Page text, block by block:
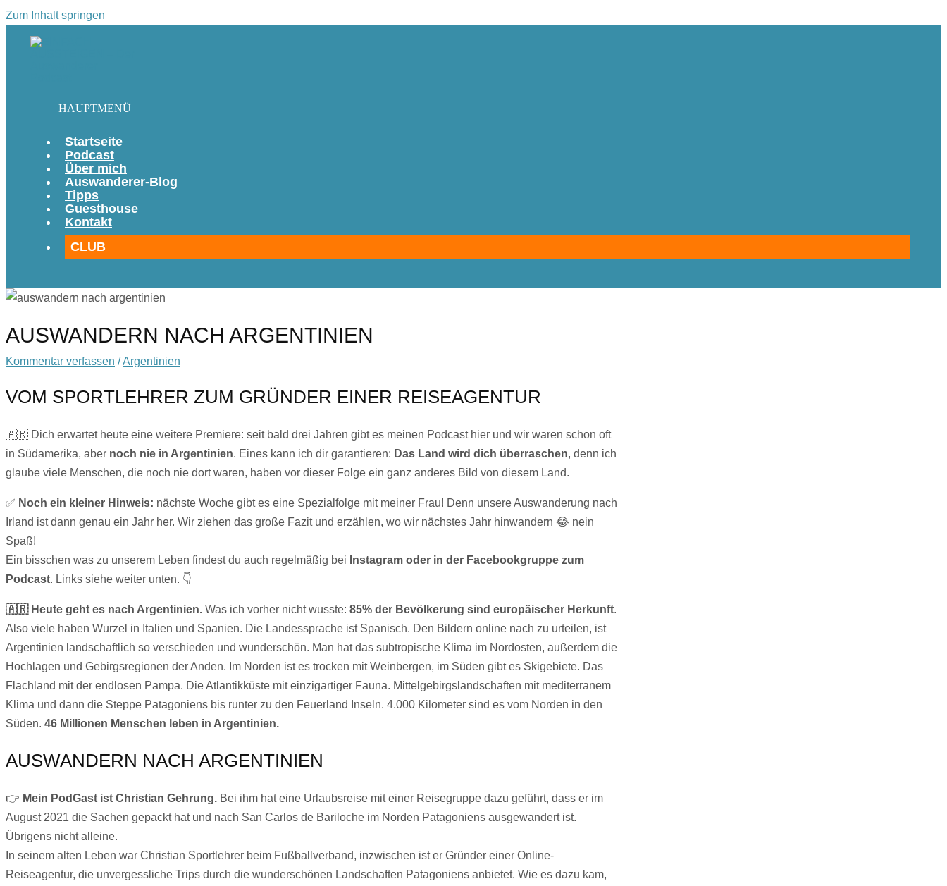
Zum Inhalt springen
HAUPTMENÜ
Startseite
Podcast
Über mich
Auswanderer-Blog
Tipps
Guesthouse
Kontakt
CLUB
AUSWANDERN NACH ARGENTINIEN
Kommentar verfassen /Argentinien
VOM SPORTLEHRER ZUM GRÜNDER EINER REISEAGENTUR
🇦🇷 Dich erwartet heute eine weitere Premiere: seit bald drei Jahren gibt es meinen Podcast hier und wir waren schon oft
in Südamerika, aber noch nie in Argentinien. Eines kann ich dir garantieren: Das Land wird dich überraschen, denn ich
glaube viele Menschen, die noch nie dort waren, haben vor dieser Folge ein ganz anderes Bild von diesem Land.
✅ Noch ein kleiner Hinweis: nächste Woche gibt es eine Spezialfolge mit meiner Frau! Denn unsere Auswanderung nach
Irland ist dann genau ein Jahr her. Wir ziehen das große Fazit und erzählen, wo wir nächstes Jahr hinwandern 😂 nein
Spaß!
Ein bisschen was zu unserem Leben findest du auch regelmäßig bei Instagram oder in der Facebookgruppe zum
Podcast. Links siehe weiter unten. 👇
🇦🇷 Heute geht es nach Argentinien. Was ich vorher nicht wusste: 85% der Bevölkerung sind europäischer Herkunft.
Also viele haben Wurzel in Italien und Spanien. Die Landessprache ist Spanisch. Den Bildern online nach zu urteilen, ist
Argentinien landschaftlich so verschieden und wunderschön. Man hat das subtropische Klima im Nordosten, außerdem die
Hochlagen und Gebirgsregionen der Anden. Im Norden ist es trocken mit Weinbergen, im Süden gibt es Skigebiete. Das
Flachland mit der endlosen Pampa. Die Atlantikküste mit einzigartiger Fauna. Mittelgebirgslandschaften mit mediterranem
Klima und dann die Steppe Patagoniens bis runter zu den Feuerland Inseln. 4.000 Kilometer sind es vom Norden in den
Süden. 46 Millionen Menschen leben in Argentinien.
AUSWANDERN NACH ARGENTINIEN
👉 Mein PodGast ist Christian Gehrung. Bei ihm hat eine Urlaubsreise mit einer Reisegruppe dazu geführt, dass er im
August 2021 die Sachen gepackt hat und nach San Carlos de Bariloche im Norden Patagoniens ausgewandert ist.
Übrigens nicht alleine.
In seinem alten Leben war Christian Sportlehrer beim Fußballverband, inzwischen ist er Gründer einer Online-
Reiseagentur, die unvergessliche Trips durch die wunderschönen Landschaften Patagoniens anbietet. Wie es dazu kam,